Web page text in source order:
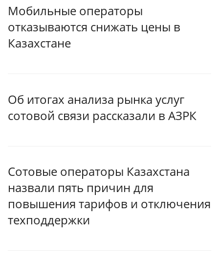
Мобильные операторы
отказываются снижать цены в
Казахстане
Об итогах анализа рынка услуг
сотовой связи рассказали в АЗРК
Сотовые операторы Казахстана
назвали пять причин для
повышения тарифов и отключения
техподдержки